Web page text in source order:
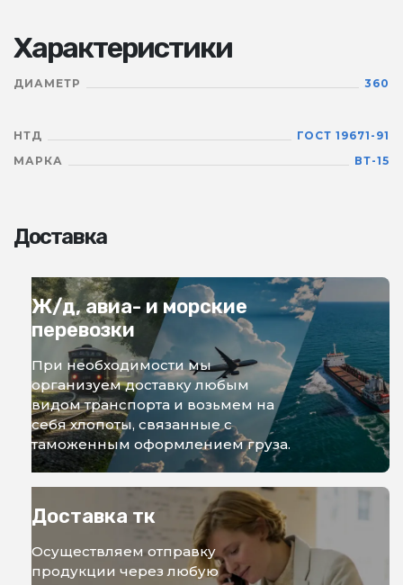
Характеристики
ДИАМЕТР 360
НТД
ГОСТ 19671-91
МАРКА
ВТ-15
Доставка
Ж/д, авиа- и морские
перевозки
При необходимости мы
организуем доставку любым
видом транспорта и возьмем на
себя хлопоты, связанные с
таможенным оформлением груза.
Доставка тк
Осуществляем отправку
продукции через любую